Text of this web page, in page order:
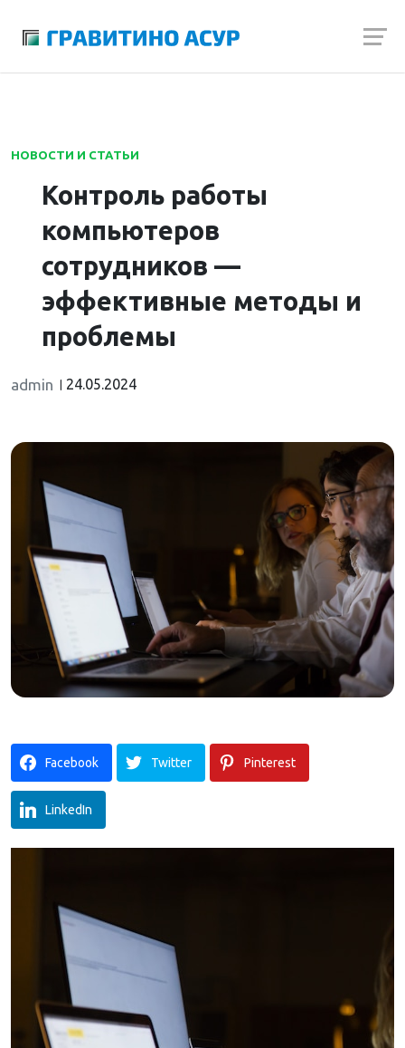
НОВОСТИ И СТАТЬИ
Контроль работы
компьютеров
сотрудников —
эффективные методы и
проблемы
admin 24.05.2024
Facebook Twitter Pinterest
LinkedIn